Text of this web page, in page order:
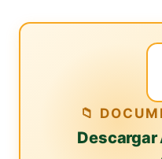
📁